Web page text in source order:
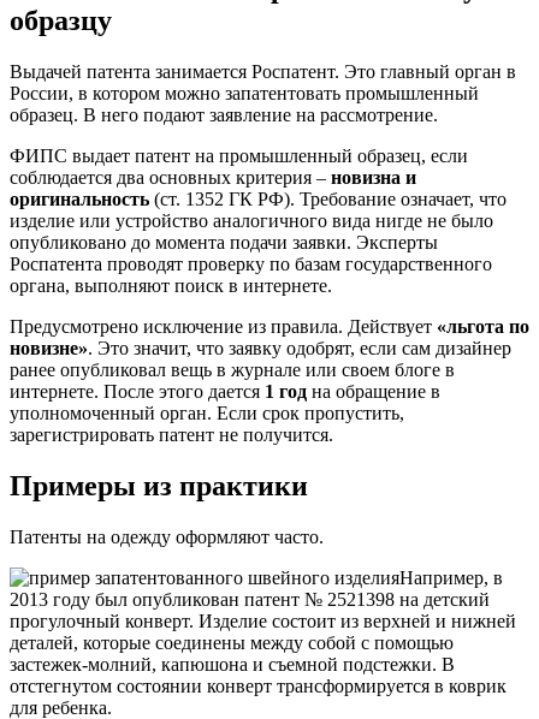
образцу
Выдачей патента занимается Роспатент. Это главный орган в
России, в котором можно запатентовать промышленный
образец. В него подают заявление на рассмотрение.
ФИПС выдает патент на промышленный образец, если
соблюдается два основных критерия – новизна и
оригинальность (ст. 1352 ГК РФ). Требование означает, что
изделие или устройство аналогичного вида нигде не было
опубликовано до момента подачи заявки. Эксперты
Роспатента проводят проверку по базам государственного
органа, выполняют поиск в интернете.
Предусмотрено исключение из правила. Действует «льгота по
новизне». Это значит, что заявку одобрят, если сам дизайнер
ранее опубликовал вещь в журнале или своем блоге в
интернете. После этого дается 1 год на обращение в
уполномоченный орган. Если срок пропустить,
зарегистрировать патент не получится.
Примеры из практики
Патенты на одежду оформляют часто.
Например, в
2013 году был опубликован патент № 2521398 на детский
прогулочный конверт. Изделие состоит из верхней и нижней
деталей, которые соединены между собой с помощью
застежек-молний, капюшона и съемной подстежки. В
отстегнутом состоянии конверт трансформируется в коврик
для ребенка.